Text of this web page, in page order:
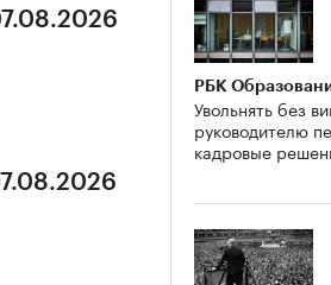
РБК
Увольнять без
руководителю
кадровые